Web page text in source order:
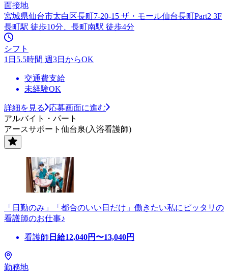
面接地
宮城県仙台市太白区長町7-20-15 ザ・モール仙台長町Part2 3F
長町駅 徒歩10分、長町南駅 徒歩4分
シフト
1日5.5時間 週3日からOK
交通費支給
未経験OK
詳細を見る
応募画面に進む
アルバイト・パート
アースサポート仙台泉(入浴看護師)
「日勤のみ」「都合のいい日だけ」働きたい私にピッタリの
看護師のお仕事♪
看護師 日給12,040円〜13,040円
勤務地